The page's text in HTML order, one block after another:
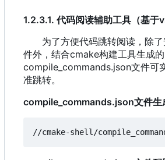
1.2.3.1. 代码阅读辅助工具 （基于
为了方便代码跳转阅读 ， 除
件外 ， 结合cmake构建工具生成的
compile_commands.json文件可
准跳转。
compile_commands.json文件生